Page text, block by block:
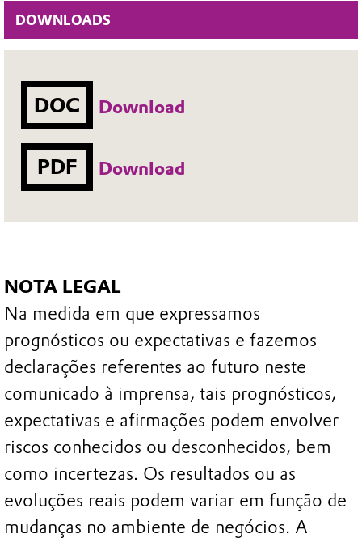
DOWNLOADS
DOC Download
PDF Download
NOTA LEGAL
Na medida em que expressamos
prognósticos ou expectativas e fazemos
declarações referentes ao futuro neste
comunicado à imprensa, tais prognósticos,
expectativas e afirmações podem envolver
riscos conhecidos ou desconhecidos, bem
como incertezas. Os resultados ou as
evoluções reais podem variar em função de
mudanças no ambiente de negócios. A